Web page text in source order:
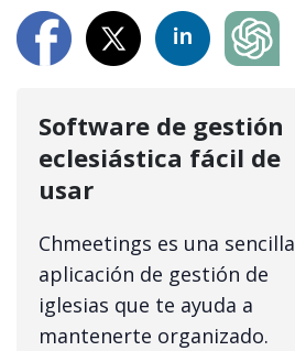
Software de gestión
eclesiástica fácil de
usar
Chmeetings es una sencilla
aplicación de gestión de
iglesias que te ayuda a
mantenerte organizado.